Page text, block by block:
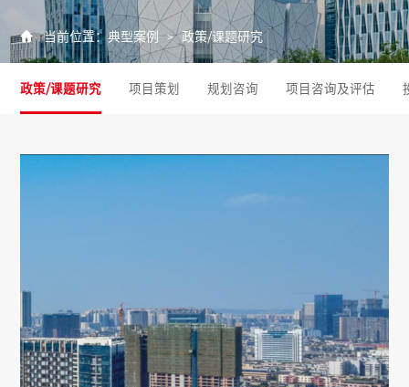
 当前位置： 典型案例 > 政策/课题研究
政策/课题研究 项目策划 规划咨询 项目咨询及评估